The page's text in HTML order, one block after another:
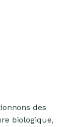
des
biologique,